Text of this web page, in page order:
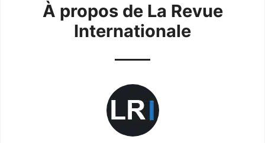
À propos de La Revue
Internationale